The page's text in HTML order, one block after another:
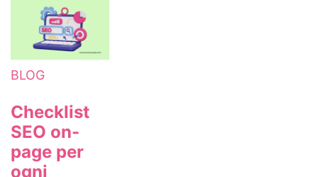
BLOG
Checklist
SEO on-
page per
ogni